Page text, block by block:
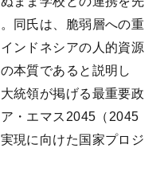
同氏は、脆弱層への重
ンドネシアの人的資源
本質であると説明し
統領が掲げる最重要政
・エマス2045（2045
現に向けた国家プロジ